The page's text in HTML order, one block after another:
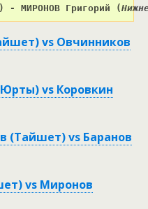
) - МИРОНОВ Григорий (
vs Овчинников
vs Коровкин
(Тайшет) vs Баранов
vs Миронов